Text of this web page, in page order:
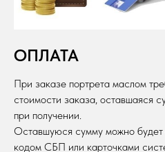
ОПЛАТА
При заказе портрета маслом
стоимости заказа, оставшаяся
при получении.
Оставшуюся сумму можно будет
кодом СБП или карточками